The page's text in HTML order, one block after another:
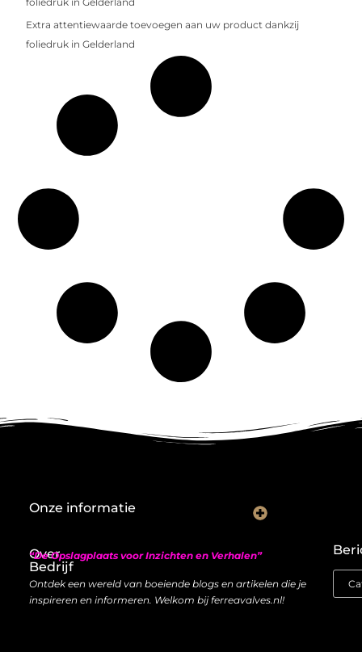
Extra attentiewaarde toevoegen aan uw product dankzij
foliedruk in Gelderland
Over
Bedrijf
“De Opslagplaats voor Inzichten en Verhalen”
Ontdek een wereld van boeiende blogs en artikelen die je
inspireren en informeren. Welkom bij ferreavalves.nl!
Onze informatie